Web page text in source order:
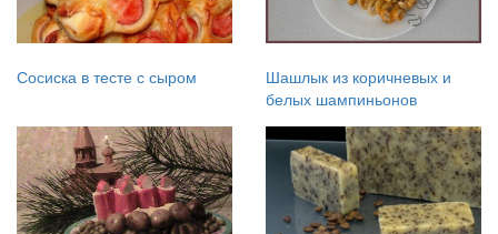
Сосиска в тесте с сыром
Шашлык из коричневых и
белых шампиньонов